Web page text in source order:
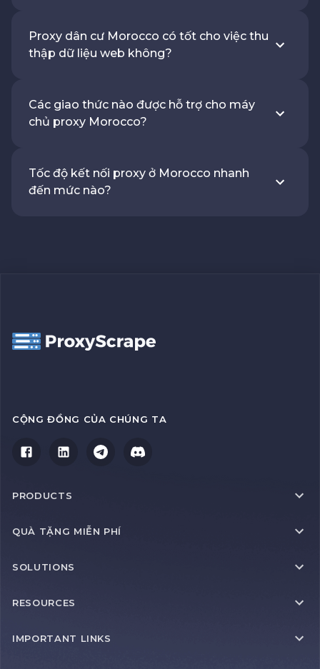
Proxy dân cư Morocco có tốt cho việc thu
thập dữ liệu web không?
Các giao thức nào được hỗ trợ cho máy
chủ proxy Morocco?
Tốc độ kết nối proxy ở Morocco nhanh
đến mức nào?
CỘNG ĐỒNG CỦA CHÚNG TA
PRODUCTS
QUÀ TẶNG MIỄN PHÍ
SOLUTIONS
RESOURCES
IMPORTANT LINKS